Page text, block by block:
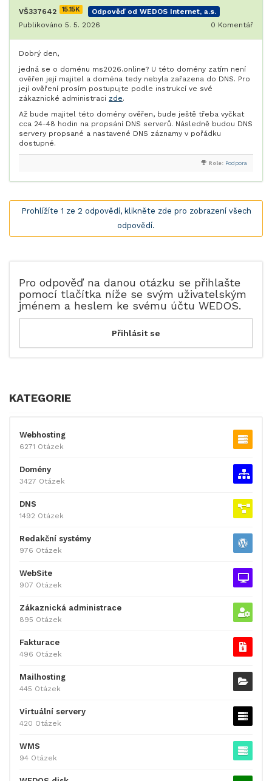
VŠ337642 15.15K
Odpověď od WEDOS Internet, a.s.
Publikováno 5. 5. 2026
0 Komentář
Dobrý den,
jedná se o doménu ms2026.online? U této domény zatím není
ověřen její majitel a doména tedy nebyla zařazena do DNS. Pro
její ověření prosím postupujte podle instrukcí ve své
zákaznické administraci zde.
Až bude majitel této domény ověřen, bude ještě třeba vyčkat
cca 24-48 hodin na propsání DNS serverů. Následně budou DNS
servery propsané a nastavené DNS záznamy v pořádku
dostupné.
Role: Podpora
Prohlížíte 1 ze 2 odpovědí, klikněte zde pro zobrazení všech
odpovědí.
Pro odpověď na danou otázku se přihlašte
pomocí tlačítka níže se svým uživatelským
jménem a heslem ke svému účtu WEDOS.
KATEGORIE
Webhosting
6271 Otázek
Domény
3427 Otázek
DNS
1492 Otázek
Redakční systémy
976 Otázek
WebSite
907 Otázek
Zákaznická administrace
895 Otázek
Fakturace
496 Otázek
Mailhosting
445 Otázek
Virtuální servery
420 Otázek
WMS
94 Otázek